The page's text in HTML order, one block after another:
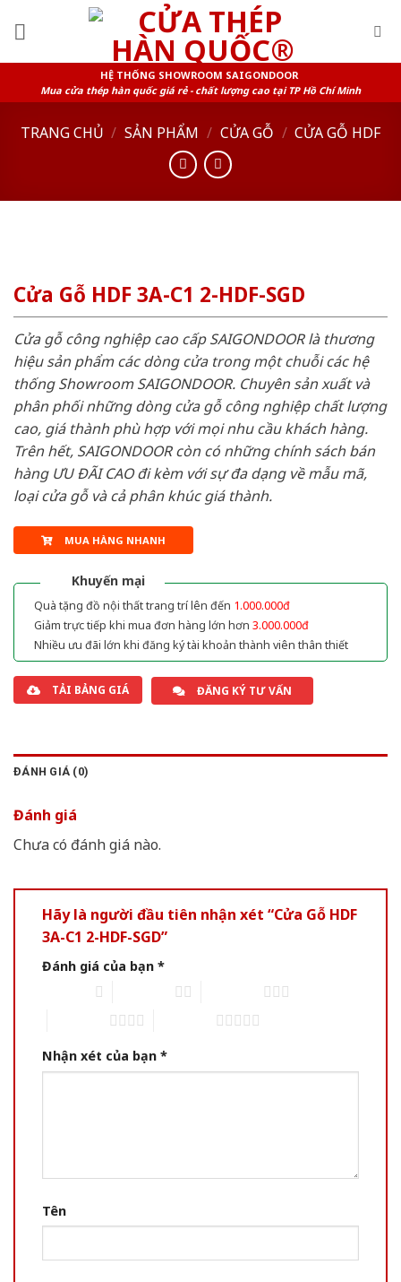
HỆ THỐNG SHOWROOM SAIGONDOOR
Mua cửa thép hàn quốc giá rẻ - chất lượng cao tại TP Hồ Chí Minh
TRANG CHỦ / SẢN PHẨM / CỬA GỖ / CỬA GỖ HDF
Cửa Gỗ HDF 3A-C1 2-HDF-SGD
Cửa gỗ công nghiệp cao cấp SAIGONDOOR là thương
hiệu sản phẩm các dòng cửa trong một chuỗi các hệ
thống Showroom SAIGONDOOR. Chuyên sản xuất và
phân phối những dòng cửa gỗ công nghiệp chất lượng
cao, giá thành phù hợp với mọi nhu cầu khách hàng.
Trên hết, SAIGONDOOR còn có những chính sách bán
hàng ƯU ĐÃI CAO đi kèm với sự đa dạng về mẫu mã,
loại cửa gỗ và cả phân khúc giá thành.
MUA HÀNG NHANH
Khuyến mại
Quà tặng đồ nội thất trang trí lên đến 1.000.000đ
Giảm trực tiếp khi mua đơn hàng lớn hơn 3.000.000đ
Nhiều ưu đãi lớn khi đăng ký tài khoản thành viên thân thiết
TẢI BẢNG GIÁ ĐĂNG KÝ TƯ VẤN
ĐÁNH GIÁ (0)
Đánh giá
Chưa có đánh giá nào.
Hãy là người đầu tiên nhận xét “Cửa Gỗ HDF
3A-C1 2-HDF-SGD”
Đánh giá của bạn *
Nhận xét của bạn *
Tên